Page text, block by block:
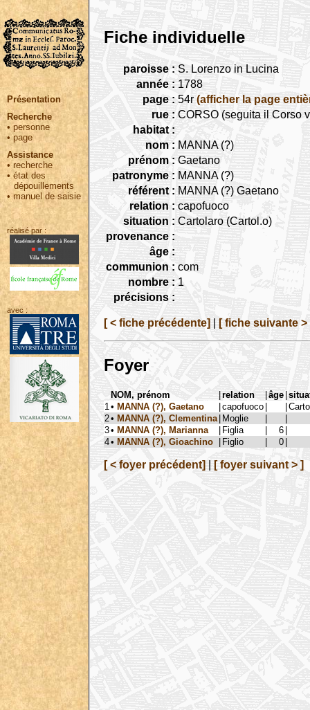
Présentation
Recherche
• personne
•page
Assistance
• recherche
•état des
dépouillements
•manuel de saisie
réalisé par :
avec :
Fiche individuelle
paroisse : S. Lorenzo in Lucina
année : 1788
page : 54r (afficher la page
rue : CORSO (seguita il Corso
habitat :
nom : MANNA (?)
prénom : Gaetano
patronyme : MANNA (?)
référent : MANNA (?) Gaetano
relation : capofuoco
situation : Cartolaro (Cartol.o)
provenance :
âge :
communion : com
nombre : 1
précisions :
[ < fiche précédente] [ fiche suivante >
Foyer
NOM, prénom |relation |âge |
1 • MANNA (?), Gaetano |capofuoco | |
2• MANNA (?), Clementina | Moglie |
|
3• MANNA (?), Marianna | Figlia | 6 |
4• MANNA (?), Gioachino | Figlio | 0 |
[ < foyer précédent] [ foyer suivant > ]